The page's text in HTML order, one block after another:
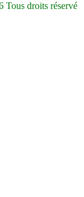
droits réservé